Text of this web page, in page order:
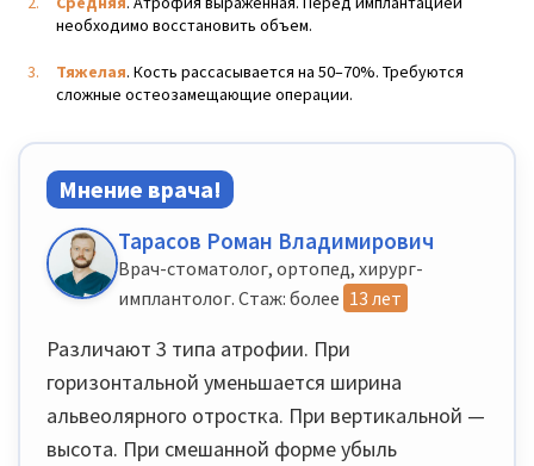
необходимо восстановить объем.
Тяжелая. Кость рассасывается на 50–70%. Требуются
сложные остеозамещающие операции.
Мнение врача!
Тарасов Роман Владимирович
Врач-стоматолог, ортопед, хирург-
имплантолог. Стаж: более 13 лет
Различают 3 типа атрофии. При
горизонтальной уменьшается ширина
альвеолярного отростка. При вертикальной —
высота. При смешанной форме убыль